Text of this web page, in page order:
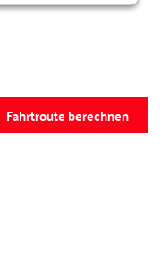
Fahrtroute berechnen